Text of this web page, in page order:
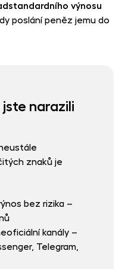
výnosu
poslání peněz jemu do
narazili
znaků je
bez rizika –
kanály –
Telegram,